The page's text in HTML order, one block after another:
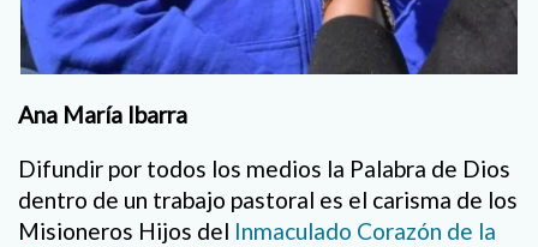
Ana María Ibarra
Difundir por todos los medios la Palabra de Dios
dentro de un trabajo pastoral es el carisma de los
Misioneros Hijos del Inmaculado Corazón de la